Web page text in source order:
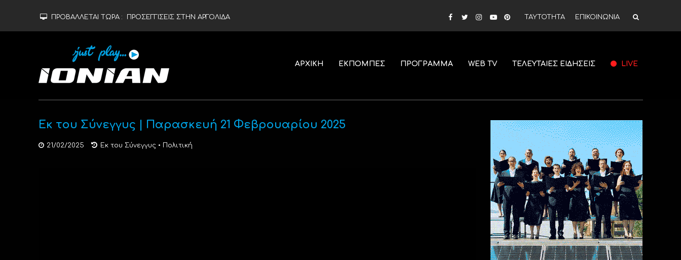
ΠΡΟΒΑΛΛΕΤΑΙ ΤΩΡΑ : ΠΡΟΣΕΓΓΙΣΕΙΣ ΣΤΗΝ ΑΡΓΟΛΙΔΑ ΤΑΥΤΟΤΗΤΑ ΕΠΙΚΟΙΝΩΝΙΑ
ΑΡΧΙΚΗ ΕΚΠΟΜΠΕΣ ΠΡΟΓΡΑΜΜΑ WEB TV ΤΕΛΕΥΤΑΙΕΣ ΕΙΔΗΣΕΙΣ LIVE
Εκ του Σύνεγγυς | Παρασκευή 21 Φεβρουαρίου 2025
21/02/2025 Εκ του Σύνεγγυς • Πολιτική